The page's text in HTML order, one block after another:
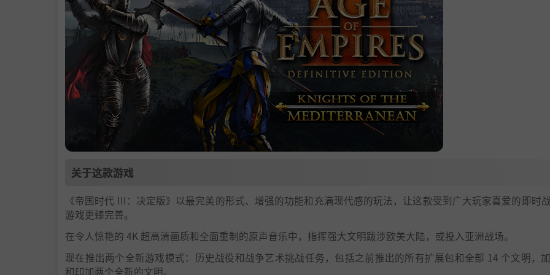
关于这款游戏
《帝国时代 III：决定版》以最完美的形式、增强的功能和充满现代感的玩法，让这款受到广大玩家喜爱的即时
游戏更臻完善。
在令人惊艳的 4K 超高清画质和全面重制的原声音乐中，指挥强大文明跋涉欧美大陆，或投入亚洲战场。
现在推出两个全新游戏模式：历史战役和战争艺术挑战任务，包括之前推出的所有扩展包和全部 14 个文明，
和印加两个全新的文明。